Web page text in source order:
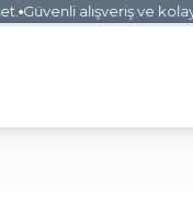
Güvenli alışveriş ve kolay